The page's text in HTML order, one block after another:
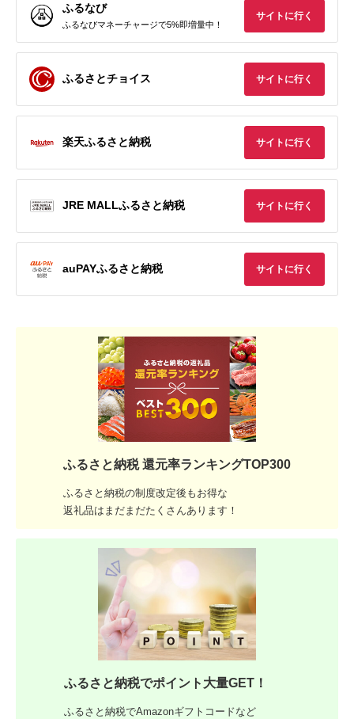
ふるなび
ふるなびマネーチャージで5%即増量中！
サイトに行く
ふるさとチョイス サイトに行く
楽天ふるさと納税 サイトに行く
JRE MALLふるさと納税 サイトに行く
auPAYふるさと納税 サイトに行く
ふるさと納税 還元率ランキングTOP300
ふるさと納税の制度改定後もお得な
返礼品はまだまだたくさんあります！
ふるさと納税でポイント大量GET！
ふるさと納税でAmazonギフトコードなど